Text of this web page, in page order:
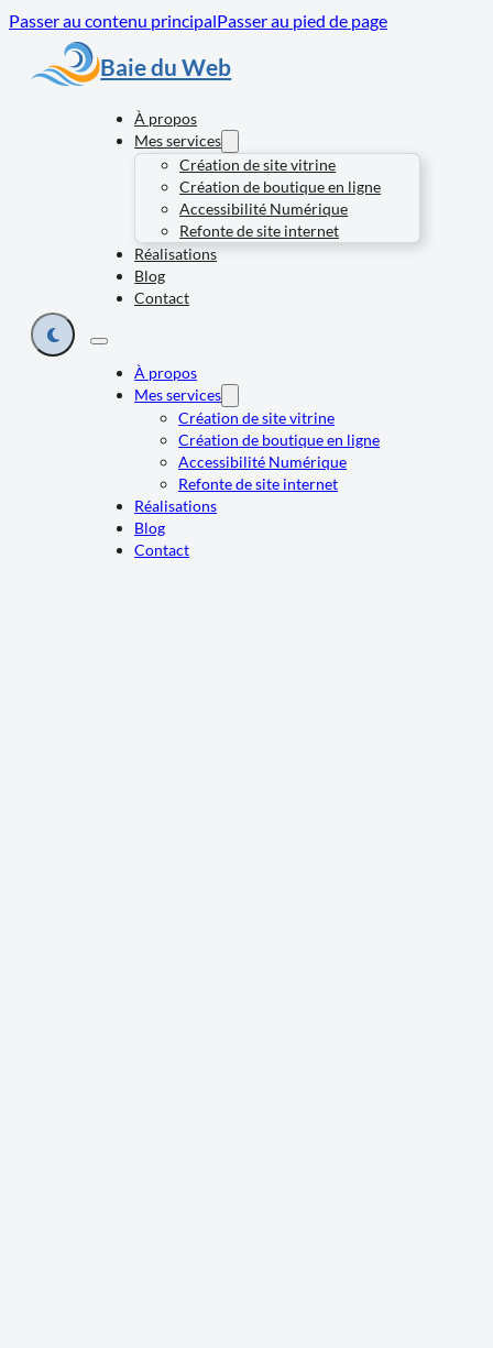
Passer au contenu principalPasser au pied de page
Baie du Web
À propos
Mes services
Création de site vitrine
Création de boutique en ligne
Accessibilité Numérique
Refonte de site internet
Réalisations
Blog
Contact
À propos
Mes services
Création de site vitrine
Création de boutique en ligne
Accessibilité Numérique
Refonte de site internet
Réalisations
Blog
Contact